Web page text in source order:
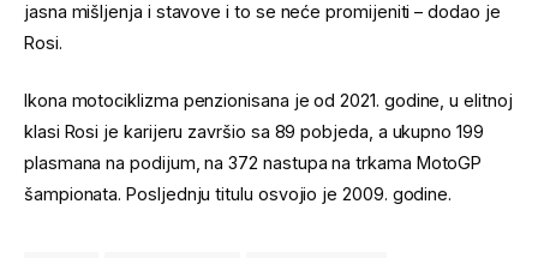
jasna mišljenja i stavove i to se neće promijeniti – dodao je
Rosi.
Ikona motociklizma penzionisana je od 2021. godine, u elitnoj
klasi Rosi je karijeru završio sa 89 pobjeda, a ukupno 199
plasmana na podijum, na 372 nastupa na trkama MotoGP
šampionata. Posljednju titulu osvojio je 2009. godine.